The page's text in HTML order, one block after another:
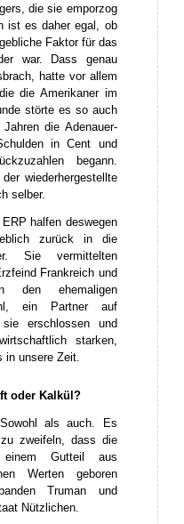
die sie emporzog
ist es daher egal, ob
Faktor für das
war. Dass genau
hatte vor allem
die Amerikaner im
störte es so auch
die Adenauer-
in Cent und
begann.
wiederhergestellte
selber.
halfen deswegen
zurück in die
Sie vermittelten
Frankreich und
den ehemaligen
ein Partner auf
erschlossen und
starken,
in unsere Zeit.
oder Kalkül?
als auch. Es
zweifeln, dass die
Gutteil aus
Werten geboren
Truman und
Nützlichen.